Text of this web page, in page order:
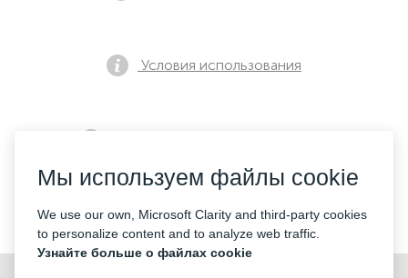
Условия использования
Контакты
Мы используем файлы cookie
We use our own, Microsoft Clarity and third-party cookies
to personalize content and to analyze web traffic.
Узнайте больше о файлах cookie